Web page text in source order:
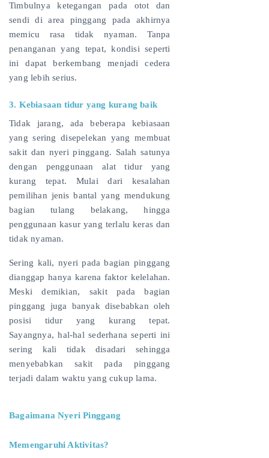
Timbulnya ketegangan pada otot dan
sendi di area pinggang pada akhirnya
memicu rasa tidak nyaman. Tanpa
penanganan yang tepat, kondisi seperti
ini dapat berkembang menjadi cedera
yang lebih serius.
3. Kebiasaan tidur yang kurang baik
Tidak jarang, ada beberapa kebiasaan
yang sering disepelekan yang membuat
sakit dan nyeri pinggang. Salah satunya
dengan penggunaan alat tidur yang
kurang tepat. Mulai dari kesalahan
pemilihan jenis bantal yang mendukung
bagian tulang belakang, hingga
penggunaan kasur yang terlalu keras dan
tidak nyaman.
Sering kali, nyeri pada bagian pinggang
dianggap hanya karena faktor kelelahan.
Meski demikian, sakit pada bagian
pinggang juga banyak disebabkan oleh
posisi tidur yang kurang tepat.
Sayangnya, hal-hal sederhana seperti ini
sering kali tidak disadari sehingga
menyebabkan sakit pada pinggang
terjadi dalam waktu yang cukup lama.
Bagaimana Nyeri Pinggang
Memengaruhi Aktivitas?